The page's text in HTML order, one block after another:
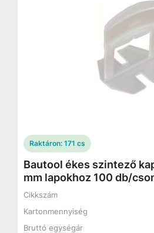
Raktáron: 171 cs
Bautool ékes szintező
mm lapokhoz 100 db/
Cikkszám
Kartonmennyiség
Bruttó egységár